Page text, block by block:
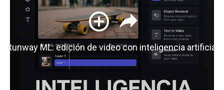
Runway ML: edición de video con inteligencia artificial